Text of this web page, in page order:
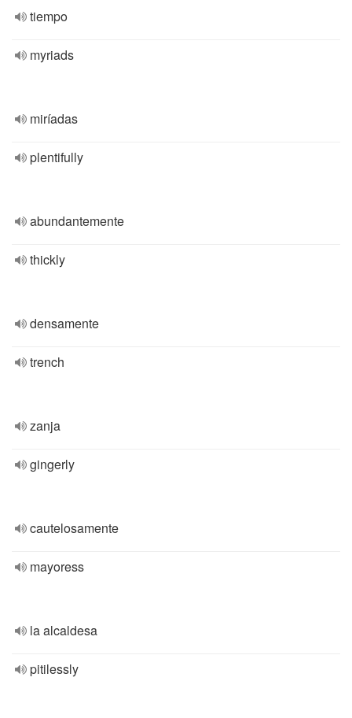
tiempo
myriads
miríadas
plentifully
abundantemente
thickly
densamente
trench
zanja
gingerly
cautelosamente
mayoress
la alcaldesa
pitilessly